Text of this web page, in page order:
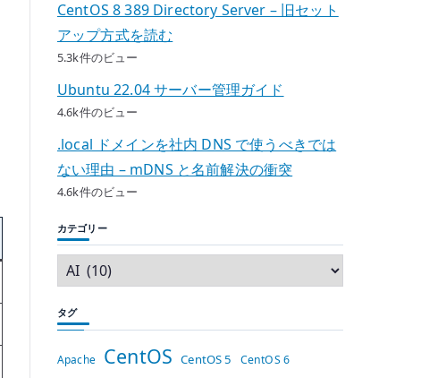
CentOS 8 389 Directory Server – 旧セット
アップ方式を読む
5.3k件のビュー
Ubuntu 22.04 サーバー管理ガイド
4.6k件のビュー
.local ドメインを社内 DNS で使うべきでは
ない理由 – mDNS と名前解決の衝突
4.6k件のビュー
カテゴリー
タグ
Apache CentOS CentOS 5 CentOS 6